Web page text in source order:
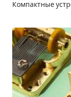
Компактные